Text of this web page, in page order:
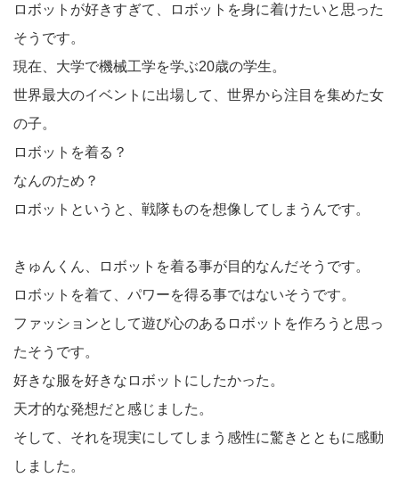
ロボットが好きすぎて、ロボットを身に着けたいと思った
そうです。
現在、大学で機械工学を学ぶ20歳の学生。
世界最大のイベントに出場して、世界から注目を集めた女
の子。
ロボットを着る？
なんのため？
ロボットというと、戦隊ものを想像してしまうんです。
きゅんくん、ロボットを着る事が目的なんだそうです。
ロボットを着て、パワーを得る事ではないそうです。
ファッションとして遊び心のあるロボットを作ろうと思っ
たそうです。
好きな服を好きなロボットにしたかった。
天才的な発想だと感じました。
そして、それを現実にしてしまう感性に驚きとともに感動
しました。